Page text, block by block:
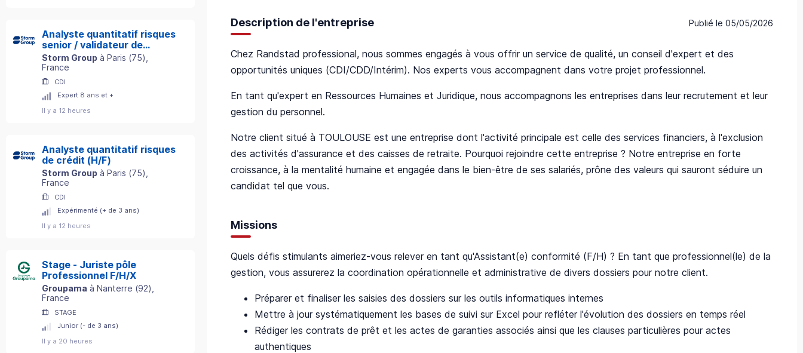
Analyste quantitatif risques
senior / validateur de
modèles (H/F)
Storm Group à Paris (75)
France
CDI
Expert 8 ans et +
Il y a 12 heures
Analyste quantitatif risques
de crédit (H/F)
Storm Group à Paris (75)
France
CDI
Expérimenté (+ de 3 ans)
Il y a 12 heures
Stage - Juriste pôle
Professionnel F/H/X
Groupama à Nanterre (92)
France
STAGE
Junior (- de 3 ans)
Il y a 20 heures
Publié le 05/05/2026
Description de l'entreprise
Chez Randstad professional, nous sommes engagés à vous offrir un service de qualité, un conseil d'expert et des
opportunités uniques (CDI/CDD/Intérim). Nos experts vous accompagnent dans votre projet professionnel.
En tant qu'expert en Ressources Humaines et Juridique, nous accompagnons les entreprises dans leur recrutement et leur
gestion du personnel.
Notre client situé à TOULOUSE est une entreprise dont l'activité principale est celle des services financiers, à l'exclusion
des activités d'assurance et des caisses de retraite. Pourquoi rejoindre cette entreprise ? Notre entreprise en forte
croissance, à la mentalité humaine et engagée dans le bien-être de ses salariés, prône des valeurs qui sauront séduire un
candidat tel que vous.
Missions
Quels défis stimulants aimeriez-vous relever en tant qu'Assistant(e) conformité (F/H) ? En tant que professionnel(le) de la
gestion, vous assurerez la coordination opérationnelle et administrative de divers dossiers pour notre client.
Préparer et finaliser les saisies des dossiers sur les outils informatiques internes
Mettre à jour systématiquement les bases de suivi sur Excel pour refléter l'évolution des dossiers en temps réel
Rédiger les contrats de prêt et les actes de garanties associés ainsi que les clauses particulières pour actes
authentiques